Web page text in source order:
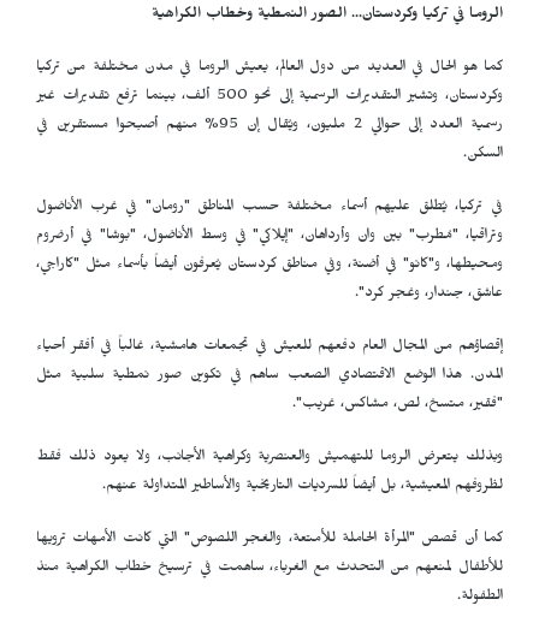
الروما في تركيا وكردستان... الصور النمطية وخطاب الكراهية
كما هو الحال في العديد من دول العالم، يعيش الروما في مدن مختلفة من تركيا
وكردستان، وتشير التقديرات الرسمية إلى نحو 500 ألف، بينما ترفع تقديرات غير
رسمية العدد إلى حوالي 2 مليون، ويُقال إن 95% منهم أصبحوا مستقرين في
السكن.
في تركيا، يُطلق عليهم أسماء مختلفة حسب المناطق "رومان" في غرب الأناضول
وتراقيا، "مُطرب" بين وان وأرداهان، "إيلاكي" في وسط الأناضول، "بوشا" في أرضروم
ومحيطها، و"كانو" في أضنة، وفي مناطق كردستان يُعرفون أيضاً بأسماء مثل "كاراجي،
عاشق، جندار، وغجر كرد".
إقصاؤهم من المجال العام دفعهم للعيش في تجمعات هامشية، غالباً في أفقر أحياء
المدن. هذا الوضع الاقتصادي الصعب ساهم في تكوين صور نمطية سلبية مثل
"فقير، متسخ، لص، مشاكس، غريب".
وبذلك يتعرض الروما للتهميش والعنصرية وكراهية الأجانب، ولا يعود ذلك فقط
لظروفهم المعيشية، بل أيضاً للسرديات التاريخية والأساطير المتداولة عنهم.
كما أن قصص "المرأة الحاملة للأمتعة، والغجر اللصوص" التي كانت الأمهات ترويها
للأطفال لمنعهم من التحدث مع الغرباء، ساهمت في ترسيخ خطاب الكراهية منذ
الطفولة.